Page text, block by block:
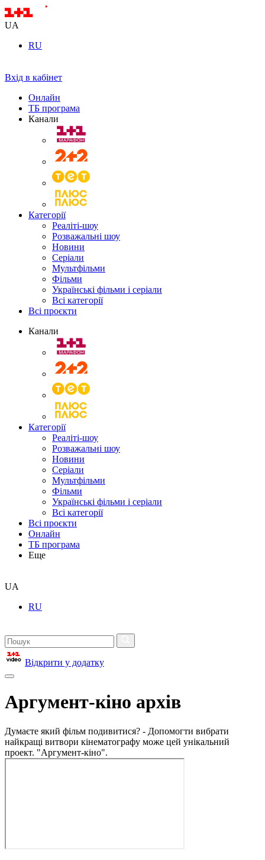
UA
RU
Вхід в кабінет
Онлайн
ТБ програма
Канали
Категорії
Реаліті-шоу
Розважальні шоу
Новини
Серіали
Мультфільми
Фільми
Українські фільми і серіали
Всі категорії
Всі проєкти
Канали
Категорії
Реаліті-шоу
Розважальні шоу
Новини
Серіали
Мультфільми
Фільми
Українські фільми і серіали
Всі категорії
Всі проєкти
Онлайн
ТБ програма
Еще
UA
RU
Відкрити у додатку
Аргумент-кіно архів
Думаєте який фільм подивитися? - Допомогти вибрати
найкращі витвори кінематографу може цей унікальний
проект. "Аргумент-кіно".